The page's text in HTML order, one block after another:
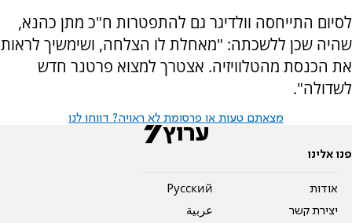
לסיום התייחסה וולדיגר גם להתפטרות ח"כ מתן כהנא,
שהיה שכן ללשכתה: "מאחלת לו הצלחה, ושימשיך לראות
את הכנסת מהטלוויזיה. אצטרך למצוא פרטנר חדש
לשדולה".
מצאתם טעות או פרסומת לא ראויה? דווחו לנו
פנו אלינו
אודות
יצירת קשר
Pусский
عربية